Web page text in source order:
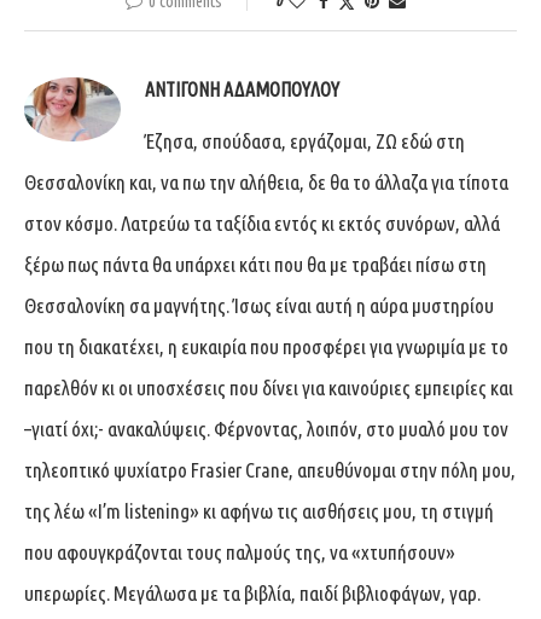
ΑΝΤΙΓΌΝΗ ΑΔΑΜΟΠΟΎΛΟΥ
Έζησα, σπούδασα, εργάζομαι, ΖΩ εδώ στη
Θεσσαλονίκη και, να πω την αλήθεια, δε θα το άλλαζα για τίποτα
στον κόσμο. Λατρεύω τα ταξίδια εντός κι εκτός συνόρων, αλλά
ξέρω πως πάντα θα υπάρχει κάτι που θα με τραβάει πίσω στη
Θεσσαλονίκη σα μαγνήτης. Ίσως είναι αυτή η αύρα μυστηρίου
που τη διακατέχει, η ευκαιρία που προσφέρει για γνωριμία με το
παρελθόν κι οι υποσχέσεις που δίνει για καινούριες εμπειρίες και
–γιατί όχι;- ανακαλύψεις. Φέρνοντας, λοιπόν, στο μυαλό μου τον
τηλεοπτικό ψυχίατρο Frasier Crane, απευθύνομαι στην πόλη μου,
της λέω «I’m listening» κι αφήνω τις αισθήσεις μου, τη στιγμή
που αφουγκράζονται τους παλμούς της, να «χτυπήσουν»
υπερωρίες. Μεγάλωσα με τα βιβλία, παιδί βιβλιοφάγων, γαρ.